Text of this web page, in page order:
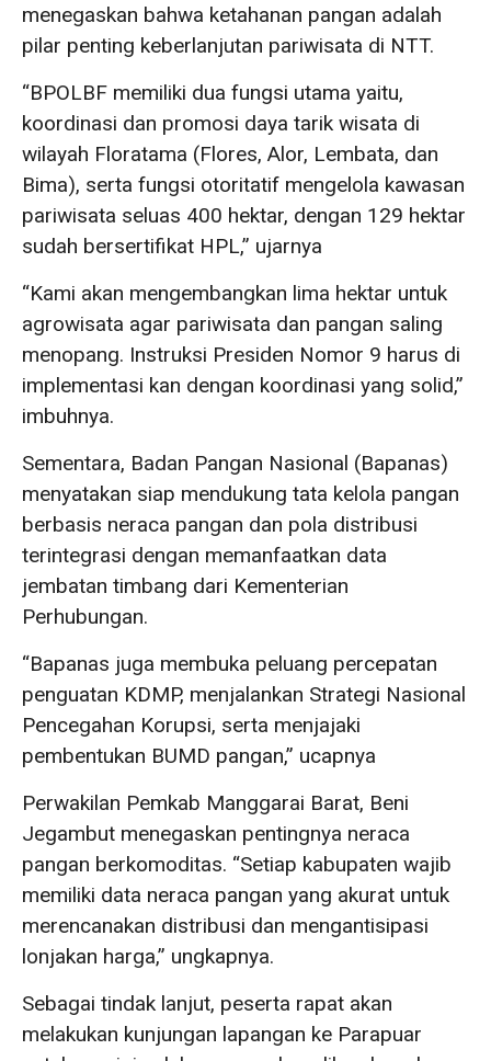
menegaskan bahwa ketahanan pangan adalah
pilar penting keberlanjutan pariwisata di NTT.
“BPOLBF memiliki dua fungsi utama yaitu,
koordinasi dan promosi daya tarik wisata di
wilayah Floratama (Flores, Alor, Lembata, dan
Bima), serta fungsi otoritatif mengelola kawasan
pariwisata seluas 400 hektar, dengan 129 hektar
sudah bersertifikat HPL,” ujarnya
“Kami akan mengembangkan lima hektar untuk
agrowisata agar pariwisata dan pangan saling
menopang. Instruksi Presiden Nomor 9 harus di
implementasi kan dengan koordinasi yang solid,”
imbuhnya.
Sementara, Badan Pangan Nasional (Bapanas)
menyatakan siap mendukung tata kelola pangan
berbasis neraca pangan dan pola distribusi
terintegrasi dengan memanfaatkan data
jembatan timbang dari Kementerian
Perhubungan.
“Bapanas juga membuka peluang percepatan
penguatan KDMP, menjalankan Strategi Nasional
Pencegahan Korupsi, serta menjajaki
pembentukan BUMD pangan,” ucapnya
Perwakilan Pemkab Manggarai Barat, Beni
Jegambut menegaskan pentingnya neraca
pangan berkomoditas. “Setiap kabupaten wajib
memiliki data neraca pangan yang akurat untuk
merencanakan distribusi dan mengantisipasi
lonjakan harga,” ungkapnya.
Sebagai tindak lanjut, peserta rapat akan
melakukan kunjungan lapangan ke Parapuar